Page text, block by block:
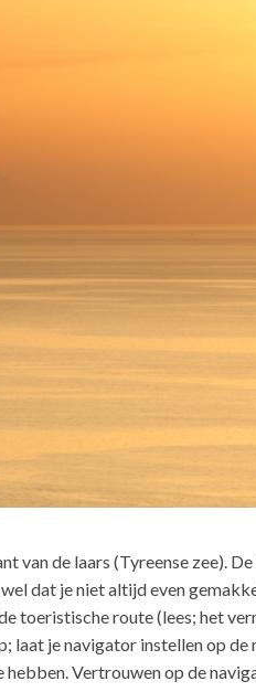
van de laars (Tyreense zee).
dat je niet altijd even
toeristische route (lees; het
laat je navigator instellen op
Vertrouwen op de